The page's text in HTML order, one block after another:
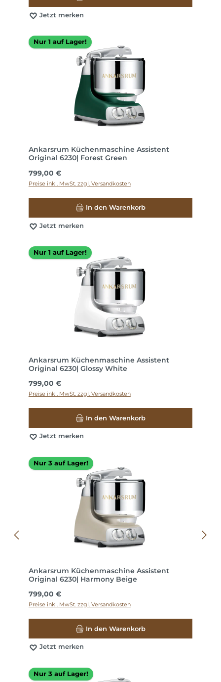
Jetzt merken
Nur 1 auf Lager!
Ankarsrum Küchenmaschine Assistent
Original 6230| Forest Green
Regulärer Preis:
799,00 €
Preise inkl. MwSt. zzgl. Versandkosten
In den Warenkorb
Jetzt merken
Nur 1 auf Lager!
Ankarsrum Küchenmaschine Assistent
Original 6230| Glossy White
Regulärer Preis:
799,00 €
Preise inkl. MwSt. zzgl. Versandkosten
In den Warenkorb
Jetzt merken
Nur 3 auf Lager!
Ankarsrum Küchenmaschine Assistent
Original 6230| Harmony Beige
Regulärer Preis:
799,00 €
Preise inkl. MwSt. zzgl. Versandkosten
In den Warenkorb
Jetzt merken
Nur 3 auf Lager!